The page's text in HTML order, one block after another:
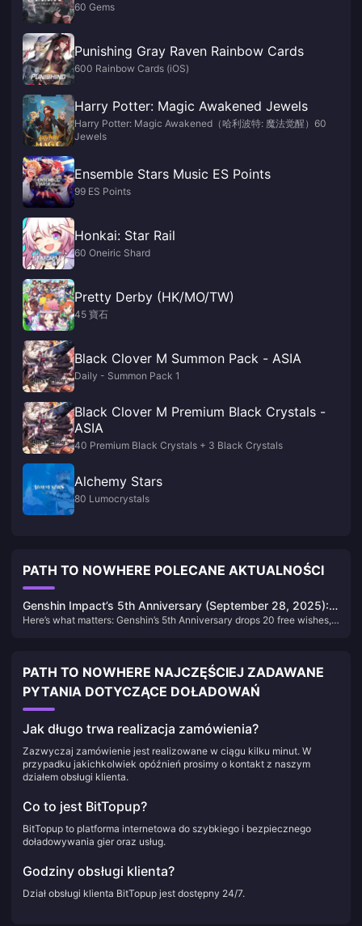
60 Gems
Punishing Gray Raven Rainbow Cards
600 Rainbow Cards (iOS)
Harry Potter: Magic Awakened Jewels
Harry Potter: Magic Awakened（哈利波特: 魔法觉醒）60
Jewels
Ensemble Stars Music ES Points
99 ES Points
Honkai: Star Rail
60 Oneiric Shard
Pretty Derby (HK/MO/TW)
45 寶石
Black Clover M Summon Pack - ASIA
Daily - Summon Pack 1
Black Clover M Premium Black Crystals -
ASIA
40 Premium Black Crystals + 3 Black Crystals
Alchemy Stars
80 Lumocrystals
PATH TO NOWHERE POLECANE AKTUALNOŚCI
Genshin Impact’s 5th Anniversary (September 28, 2025):
Your Complete Guide to Free Stuff and Smart Strategy
Here’s what matters: Genshin’s 5th Anniversary drops 20 free wishes,
PATH TO NOWHERE NAJCZĘŚCIEJ ZADAWANE
PYTANIA DOTYCZĄCE DOŁADOWAŃ
Jak długo trwa realizacja zamówienia?
Zazwyczaj zamówienie jest realizowane w ciągu kilku minut. W
przypadku jakichkolwiek opóźnień prosimy o kontakt z naszym
działem obsługi klienta.
Co to jest BitTopup?
BitTopup to platforma internetowa do szybkiego i bezpiecznego
doładowywania gier oraz usług.
Godziny obsługi klienta?
Dział obsługi klienta BitTopup jest dostępny 24/7.